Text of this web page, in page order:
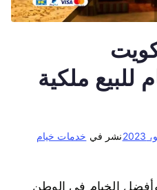
خيام للبيع ملكية
نشر في خدمات خيام
الخيام في الوطن